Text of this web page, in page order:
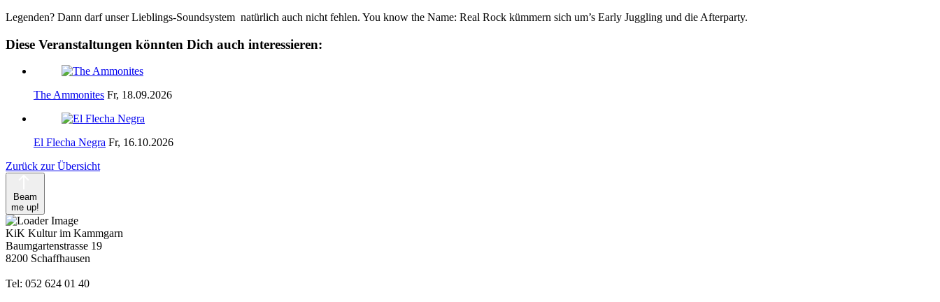
Legenden? Dann darf unser Lieblings-Soundsystem natürlich auch nicht fehlen. You know the Name: Real Rock kümmern sich um’s Early Juggling und die Afterparty.
Diese Veranstaltungen könnten Dich auch interessieren:
The Ammonites Fr, 18.09.2026
El Flecha Negra Fr, 16.10.2026
Zurück zur Übersicht
Beam
me up!
KiK Kultur im Kammgarn
Baumgartenstrasse 19
8200 Schaffhausen
Tel: 052 624 01 40